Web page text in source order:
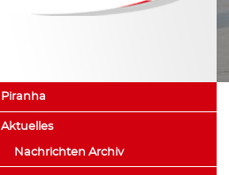
Piranha
Aktuelles
Nachrichten Archiv